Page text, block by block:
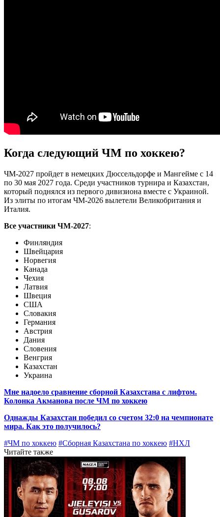
Когда следующий ЧМ по хоккею?
ЧМ-2027 пройдет в немецких Дюссельдорфе и Мангейме с 14
по 30 мая 2027 года. Среди участников турнира и Казахстан,
который поднялся из первого дивизиона вместе с Украиной.
Из элиты по итогам ЧМ-2026 вылетели Великобритания и
Италия.
Все участники ЧМ-2027:
Финляндия
Швейцария
Норвегия
Канада
Чехия
Латвия
Швеция
США
Словакия
Германия
Австрия
Дания
Словения
Венгрия
Казахстан
Украина
Мне надоело сравнение сборной Казахстана с лифтом.
Колонка Акманова после ЧМ по хоккею
Однажды Казахстан победил со счетом 32:0 на чемпионате
мира. Как это получилось?
#ЧМ по хоккею #Сборная Казахстана по хоккею #НХЛ
Читайте также